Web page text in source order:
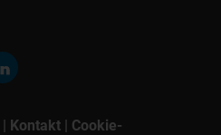
| Kontakt | Cookie-